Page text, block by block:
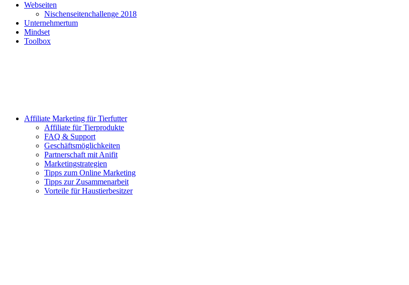
Webseiten
Nischenseitenchallenge 2018
Unternehmertum
Mindset
Toolbox
Affiliate Marketing für Tierfutter
Affiliate für Tierprodukte
FAQ & Support
Geschäftsmöglichkeiten
Partnerschaft mit Anifit
Marketingstrategien
Tipps zum Online Marketing
Tipps zur Zusammenarbeit
Vorteile für Haustierbesitzer